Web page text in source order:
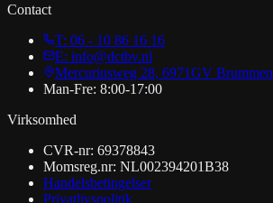
Contact
T: 06 - 10 86 16 16
E: info@dctbv.nl
Mercuriusweg 28, 6971GV Brummen
Man-Fre: 8:00-17:00
Virksomhed
CVR-nr: 69378843
Momsreg.nr: NL002394201B38
Handelsbetingelser
Privatlivspolitik